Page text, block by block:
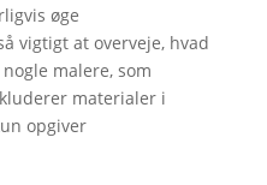
øge
vigtigt at overveje, hvad
malere, som
materialer i
opgiver